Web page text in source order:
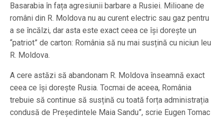
Basarabia în fața agresiunii barbare a Rusiei. Milioane de
români din R. Moldova nu au curent electric sau gaz pentru
a se încălzi, dar asta este exact ceea ce își dorește un
“patriot” de carton: România să nu mai susțină cu niciun leu
R. Moldova.
A cere astăzi să abandonam R. Moldova înseamnă exact
ceea ce își dorește Rusia. Tocmai de aceea, România
trebuie să continue să susțină cu toată forța administrația
condusă de Președintele Maia Sandu”, scrie Eugen Tomac